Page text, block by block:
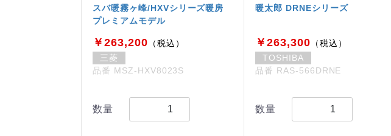
スバ暖霧ヶ峰/HXVシリーズ暖房
プレミアムモデル
￥263,200 （税込）
三菱
品番 MSZ-HXV8023S
数量
暖太郎 DRNEシリーズ
￥263,300 （税込）
TOSHIBA
品番 RAS-566DRNE
数量